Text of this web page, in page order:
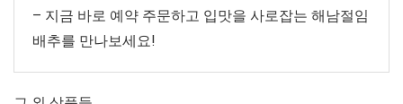
– 지금 바로 예약 주문하고 입맛을 사로잡는 해남절임
배추를 만나보세요!